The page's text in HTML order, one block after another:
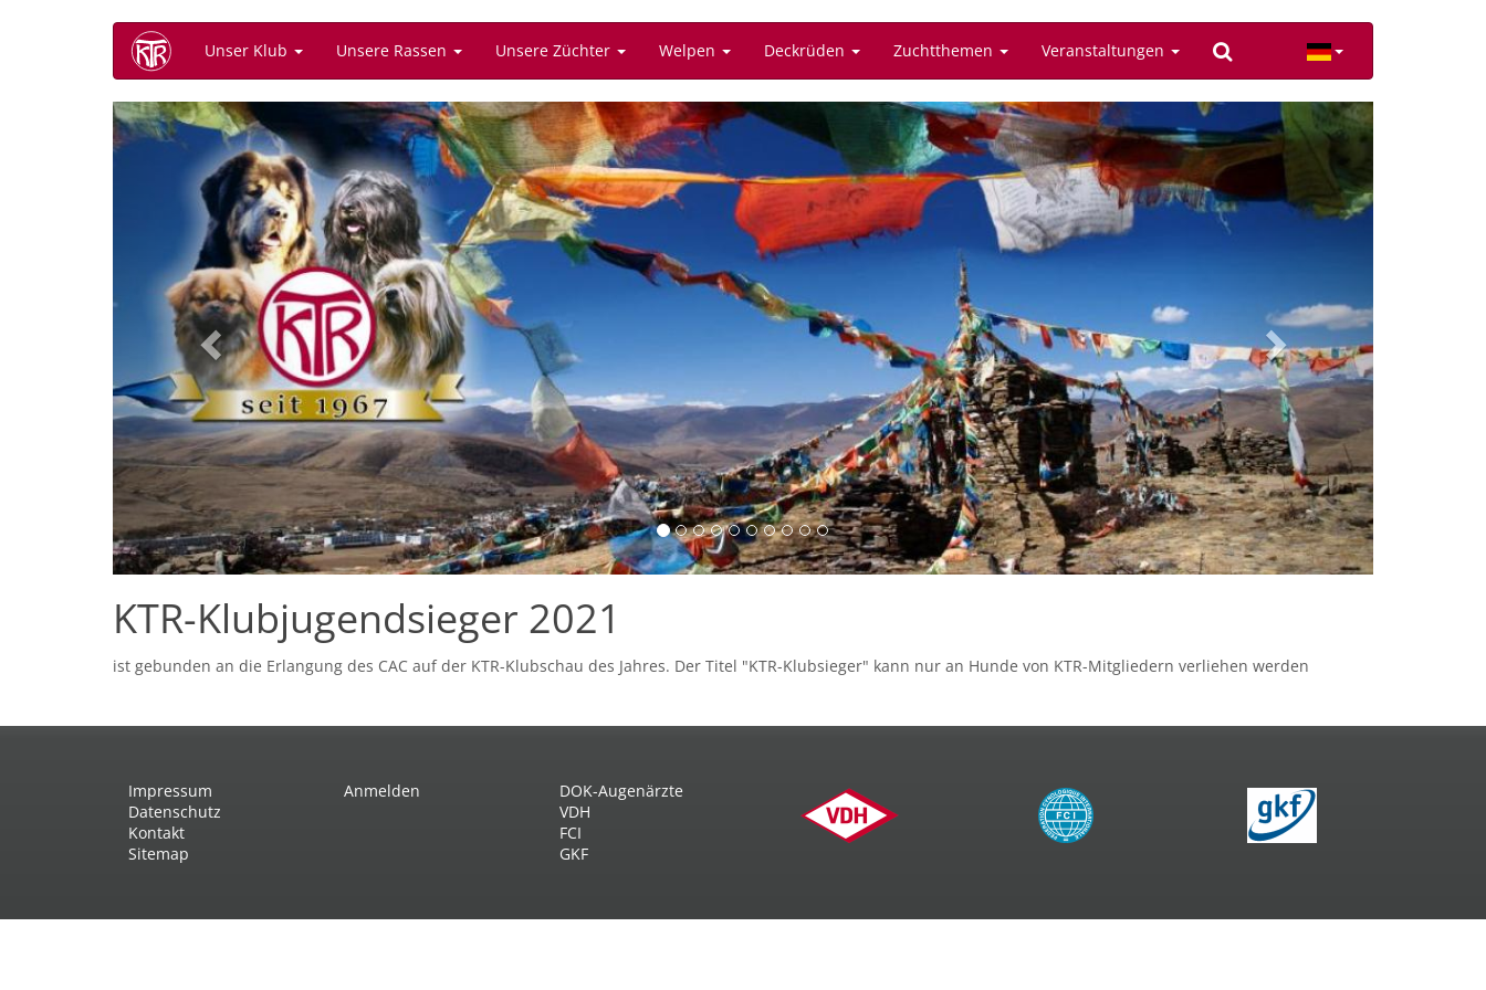
Unser Klub Unsere Rassen Unsere Züchter Welpen Deckrüden Zuchtthemen Veranstaltungen
Previous Next
KTR-Klubjugendsieger 2021
ist gebunden an die Erlangung des CAC auf der KTR-Klubschau des Jahres. Der Titel "KTR-Klubsieger" kann nur an Hunde von KTR-Mitgliedern verliehen werden
Impressum
Datenschutz
Kontakt
Sitemap
Anmelden
DOK-Augenärzte
VDH
FCI
GKF